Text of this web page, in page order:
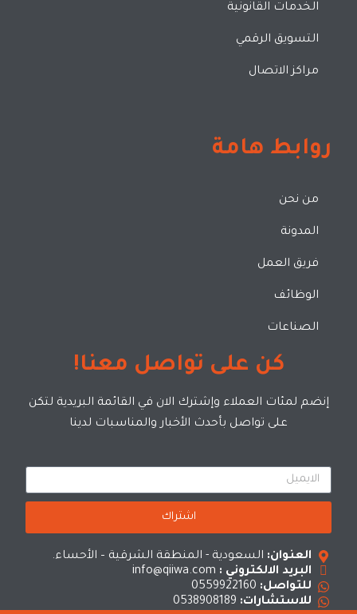
الخدمات القانونية
التسويق الرقمي
مراكز الاتصال
روابط هامة
من نحن
المدونة
فريق العمل
الوظائف
الصناعات
كن على تواصل معنا!
إنضم لمئات العملاء وإشترك الان في القائمة البريدية لتكن
على تواصل بأحدث الأخبار والمناسبات لدينا
اشتراك
العنوان: السعودية - المنطقة الشرقية – الأحساء.
البريد الالكتروني :
للتواصل:
للاستشارات: